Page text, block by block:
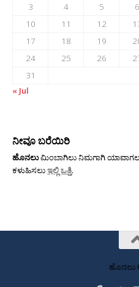
3
4 5 6
10
11 12
17
18 19
24
25 26
31
« Jul
ನೀವೂ ಬರೆಯಿರಿ
ಹೊನಲುಮಿಂಬಾಗಿಲು ನಿಮಗಾಗಿ
ಕಳುಹಿಸಲುಇಲ್ಲಿ ಒತ್ತಿ.
ಹೊನಲು